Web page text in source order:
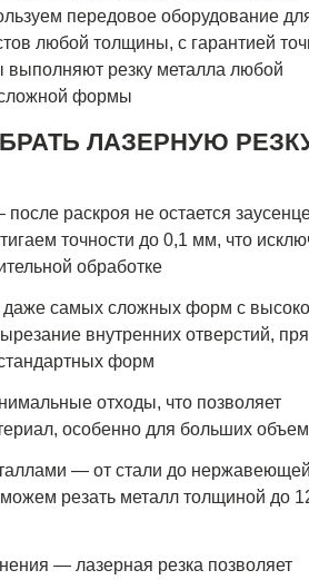
передовое оборудование
любой толщины, с гарантией
резку металла любой
сложной формы
ЛАЗЕРНУЮ
раскроя не остается
точности до 0,1 мм, что
обработке
самых сложных форм с
внутренних отверстий,
форм
отходы, что позволяет
особенно для больших
— от стали до
резать металл толщиной до
— лазерная резка позволяет